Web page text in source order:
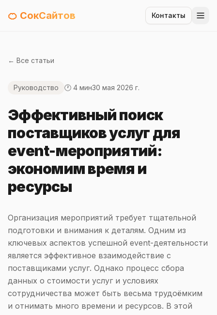
🍊 СокСайтов Контакты
← Все статьи
Руководство 🕐 4 мин30 мая 2026 г.
Эффективный поиск
поставщиков услуг для
event-мероприятий:
экономим время и
ресурсы
Организация мероприятий требует тщательной
подготовки и внимания к деталям. Одним из
ключевых аспектов успешной event-деятельности
является эффективное взаимодействие с
поставщиками услуг. Однако процесс сбора
данных о стоимости услуг и условиях
сотрудничества может быть весьма трудоёмким
и отнимать много времени и ресурсов. В этой